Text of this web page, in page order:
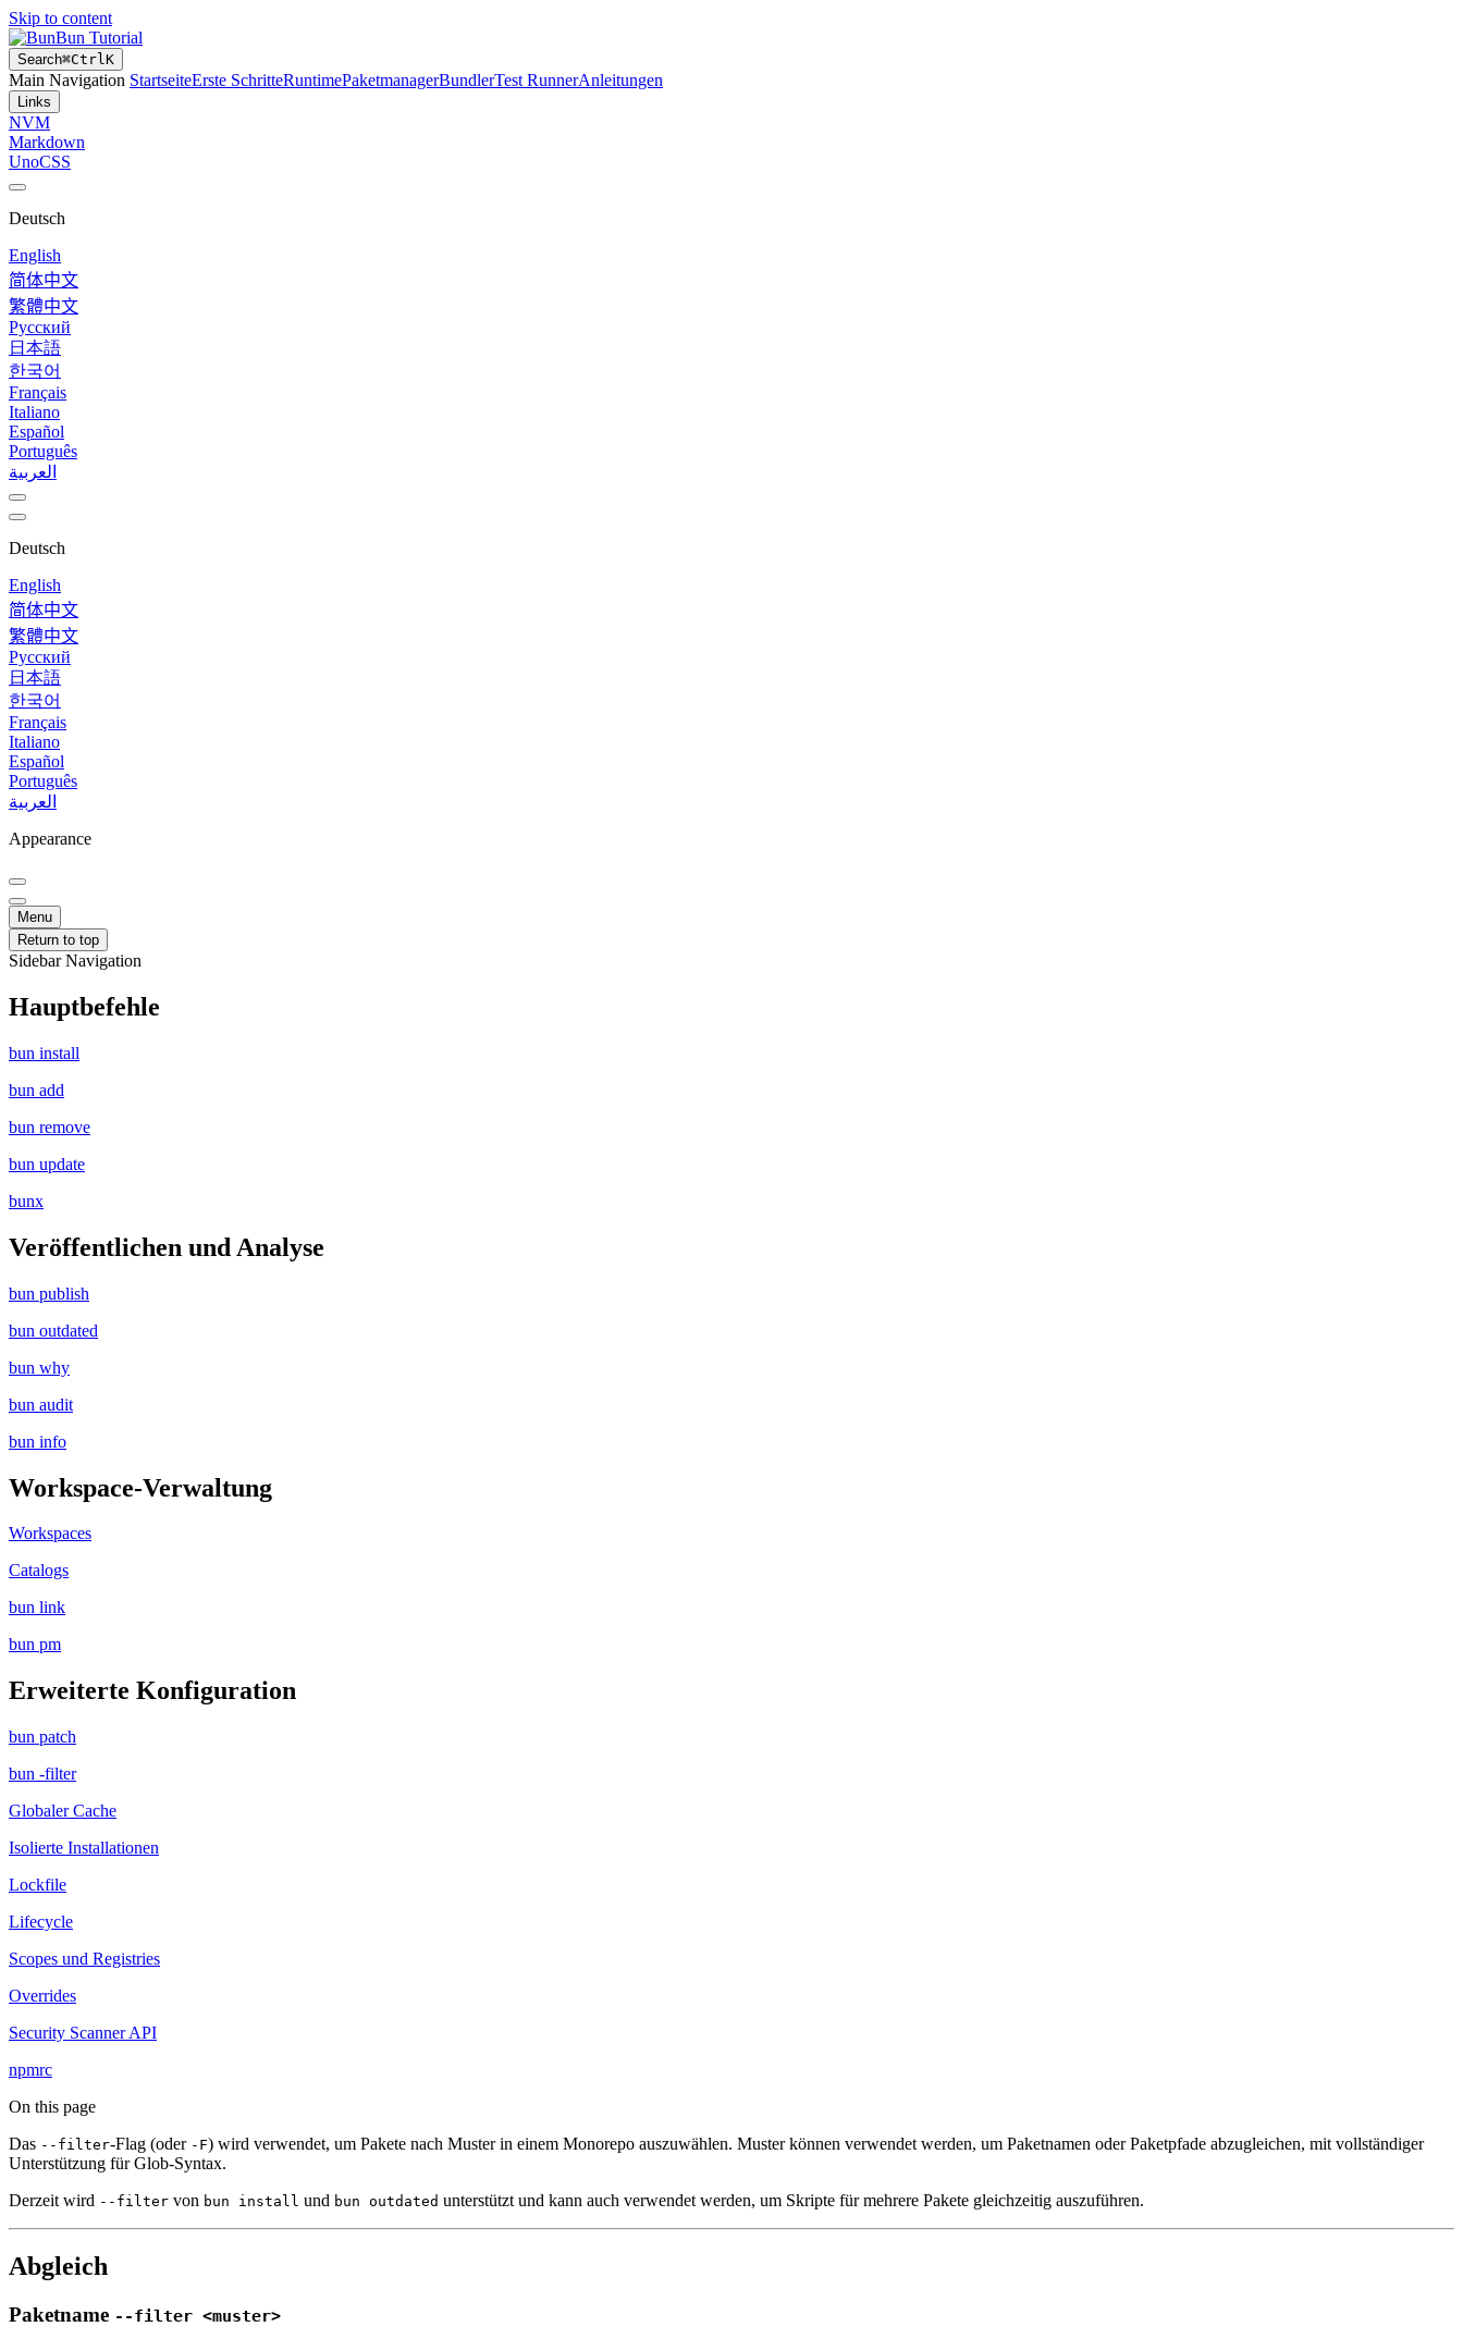
Skip to content
Bun Tutorial
Search⌘CtrlK
Main Navigation StartseiteErste SchritteRuntimePaketmanagerBundlerTest RunnerAnleitungen
Links
NVM
Markdown
UnoCSS
Deutsch
English
简体中文
繁體中文
Русский
日本語
한국어
Français
Italiano
Español
Português
العربية
Deutsch
English
简体中文
繁體中文
Русский
日本語
한국어
Français
Italiano
Español
Português
العربية
Appearance
Menu
Return to top
Sidebar Navigation
Hauptbefehle
bun install
bun add
bun remove
bun update
bunx
Veröffentlichen und Analyse
bun publish
bun outdated
bun why
bun audit
bun info
Workspace-Verwaltung
Workspaces
Catalogs
bun link
bun pm
Erweiterte Konfiguration
bun patch
bun -filter
Globaler Cache
Isolierte Installationen
Lockfile
Lifecycle
Scopes und Registries
Overrides
Security Scanner API
npmrc
On this page
Das --filter-Flag (oder -F) wird verwendet, um Pakete nach Muster in einem Monorepo auszuwählen. Muster können verwendet werden, um Paketnamen oder Paketpfade abzugleichen, mit vollständiger
Unterstützung für Glob-Syntax.
Derzeit wird --filter von bun install und bun outdated unterstützt und kann auch verwendet werden, um Skripte für mehrere Pakete gleichzeitig auszuführen.
Abgleich
Paketname --filter <muster>